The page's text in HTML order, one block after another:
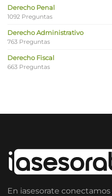
Derecho Penal
1092 Preguntas
Derecho Administrativo
763 Preguntas
Derecho Fiscal
663 Preguntas
En iasesorate